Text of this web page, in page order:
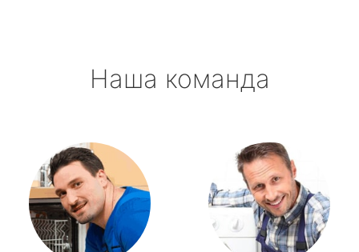
Наша команда